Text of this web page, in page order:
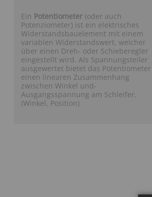
Ein Potentiometer (oder auch
Potenziometer) ist ein elektrisches
Widerstandsbauelement mit einem
variablen Widerstandswert, welcher
über einen Dreh- oder Schieberegler
eingestellt wird. Als Spannungsteiler
ausgewertet bietet das Potentiometer
einen linearen Zusammenhang
zwischen Winkel und-
Ausgangsspannung am Schleifer.
(Winkel, Position)